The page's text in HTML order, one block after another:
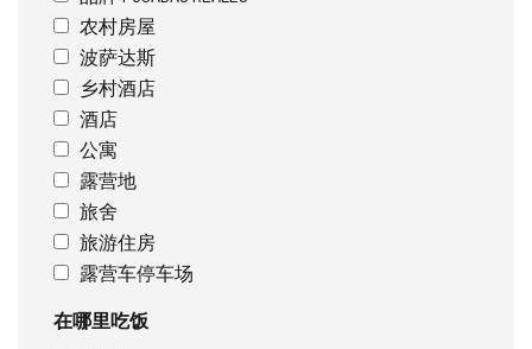
农村房屋
波萨达斯
乡村酒店
酒店
公寓
露营地
旅舍
旅游住房
露营车停车场
在哪里吃饭